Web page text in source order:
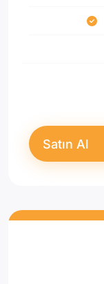
Satın Al